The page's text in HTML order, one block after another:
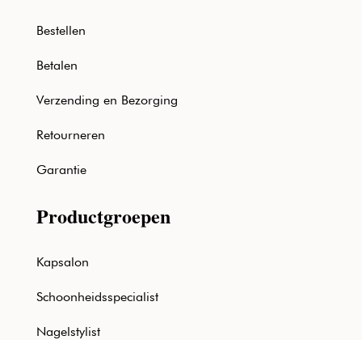
Bestellen
Betalen
Verzending en Bezorging
Retourneren
Garantie
Productgroepen
Kapsalon
Schoonheidsspecialist
Nagelstylist